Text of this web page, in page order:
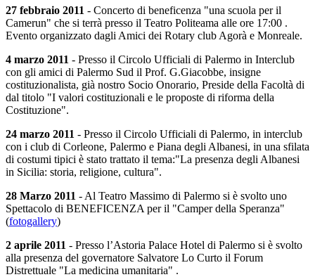
27 febbraio 2011 - Concerto di beneficenza "una scuola per il
Camerun" che si terrà presso il Teatro Politeama alle ore 17:00 .
Evento organizzato dagli Amici dei Rotary club Agorà e Monreale.
4 marzo 2011 - Presso il Circolo Ufficiali di Palermo in Interclub
con gli amici di Palermo Sud il Prof. G.Giacobbe, insigne
costituzionalista, già nostro Socio Onorario, Preside della Facoltà di
dal titolo "I valori costituzionali e le proposte di riforma della
Costituzione".
24 marzo 2011 - Presso il Circolo Ufficiali di Palermo, in interclub
con i club di Corleone, Palermo e Piana degli Albanesi, in una sfilata
di costumi tipici è stato trattato il tema:"La presenza degli Albanesi
in Sicilia: storia, religione, cultura".
28 Marzo 2011 - Al Teatro Massimo di Palermo si è svolto uno
Spettacolo di BENEFICENZA per il "Camper della Speranza"
(fotogallery)
2 aprile 2011 - Presso l’Astoria Palace Hotel di Palermo si è svolto
alla presenza del governatore Salvatore Lo Curto il Forum
Distrettuale "La medicina umanitaria" .